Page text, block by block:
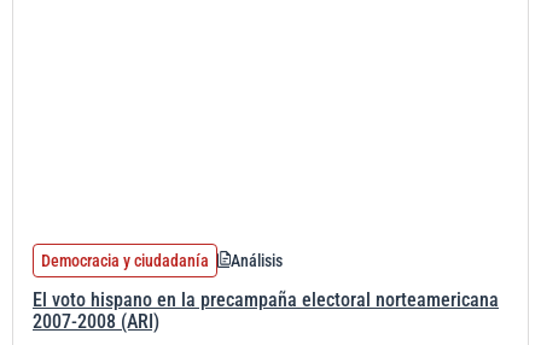
Democracia y ciudadanía Análisis
El voto hispano en la precampaña electoral norteamericana
2007-2008 (ARI)